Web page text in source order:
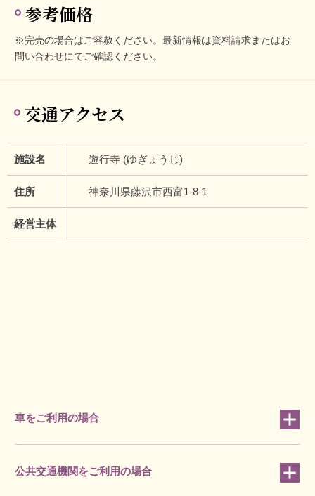
参考価格
※完売の場合はご容赦ください。最新情報は資料請求またはお
問い合わせにてご確認ください。
交通アクセス
施設名 遊行寺 (ゆぎょうじ)
住所 神奈川県藤沢市西富1-8-1
経営主体
車をご利用の場合
公共交通機関をご利用の場合